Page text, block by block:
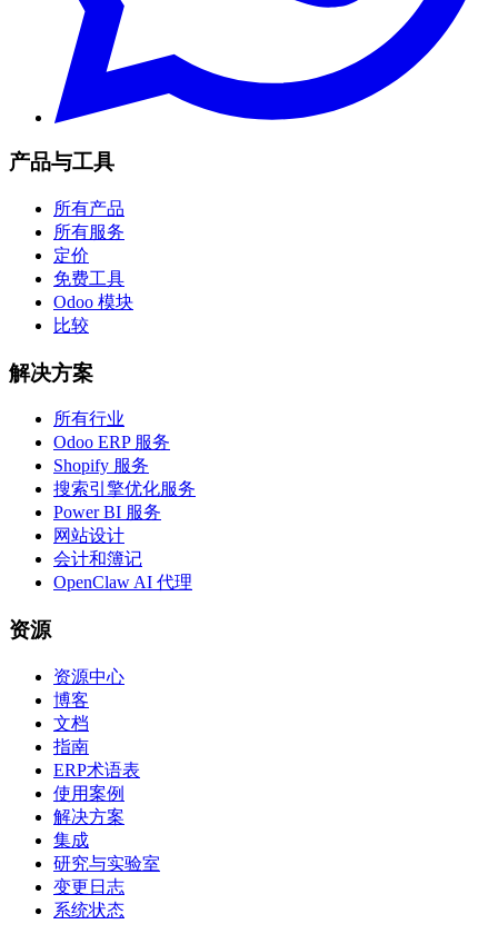
产品与工具
所有产品
所有服务
定价
免费工具
Odoo 模块
比较
解决方案
所有行业
Odoo ERP 服务
Shopify 服务
搜索引擎优化服务
Power BI 服务
网站设计
会计和簿记
OpenClaw AI 代理
资源
资源中心
博客
文档
指南
ERP术语表
使用案例
解决方案
集成
研究与实验室
变更日志
系统状态